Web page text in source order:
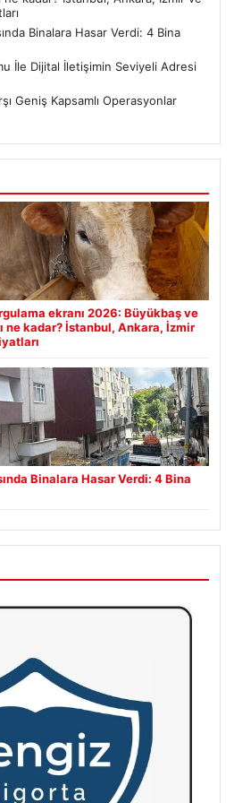
Binalara Hasar Verdi: 4 Bina
İle Dijital İletişimin Seviyeli Adresi
Geniş Kapsamlı Operasyonlar
ekranı 2026: Büyükbaş ve
ne kadar? İstanbul, Ankara, İzmir
Binalara Hasar Verdi: 4 Bina